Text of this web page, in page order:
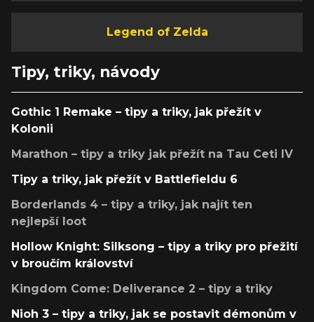
Legend of Zelda
Tipy, triky, návody
Gothic 1 Remake – tipy a triky, jak přežít v
Kolonii
Marathon – tipy a triky jak přežít na Tau Ceti IV
Tipy a triky, jak přežít v Battlefieldu 6
Borderlands 4 – tipy a triky, jak najít ten
nejlepší loot
Hollow Knight: Silksong – tipy a triky pro přežití
v broučím království
Kingdom Come: Deliverance 2 – tipy a triky
Nioh 3 – tipy a triky, jak se postavit démonům v